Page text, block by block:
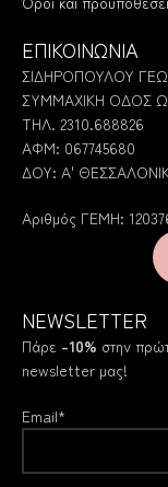
ΕΠΙΚΟΙΝΩΝΙΑ
ΣΙΔΗΡΟΠΟΥΛΟΥ
ΣΥΜΜΑΧΙΚΗ ΟΔΟΣ
ΤΗΛ. 2310.688826
ΑΦΜ: 067745680
ΔΟΥ: Α'
Αριθμός ΓΕΜΗ:
NEWSLETTER
Πάρε -10% στην
newsletter μας!
Email*